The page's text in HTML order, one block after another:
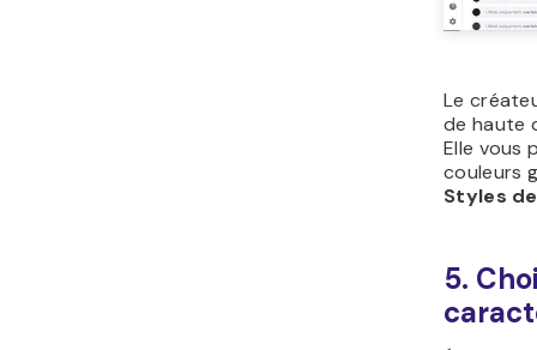
Le
de haute
Elle vous
couleurs
Styles
5.